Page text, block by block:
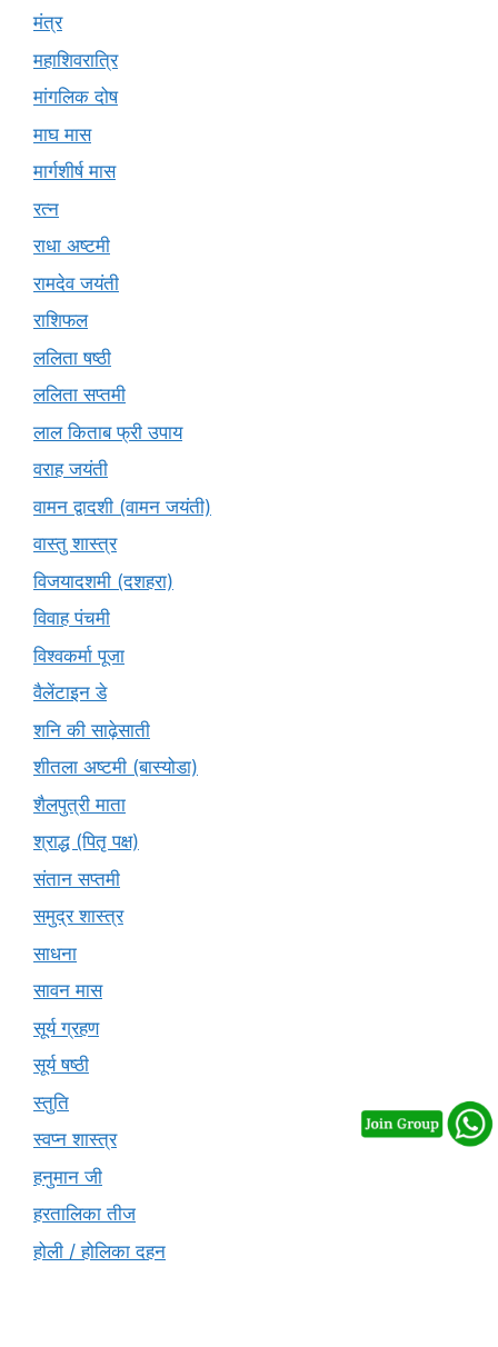
मंत्र
महाशिवरात्रि
मांगलिक दोष
माघ मास
मार्गशीर्ष मास
रत्न
राधा अष्टमी
रामदेव जयंती
राशिफल
ललिता षष्ठी
ललिता सप्तमी
लाल किताब फ्री उपाय
वराह जयंती
वामन द्वादशी (वामन जयंती)
वास्तु शास्त्र
विजयादशमी (दशहरा)
विवाह पंचमी
विश्वकर्मा पूजा
वैलेंटाइन डे
शनि की साढ़ेसाती
शीतला अष्टमी (बास्योडा)
शैलपुत्री माता
श्राद्ध (पितृ पक्ष)
संतान सप्तमी
समुद्र शास्त्र
साधना
सावन मास
सूर्य ग्रहण
सूर्य षष्ठी
स्तुति
स्वप्न शास्त्र
हनुमान जी
हरतालिका तीज
होली / होलिका दहन